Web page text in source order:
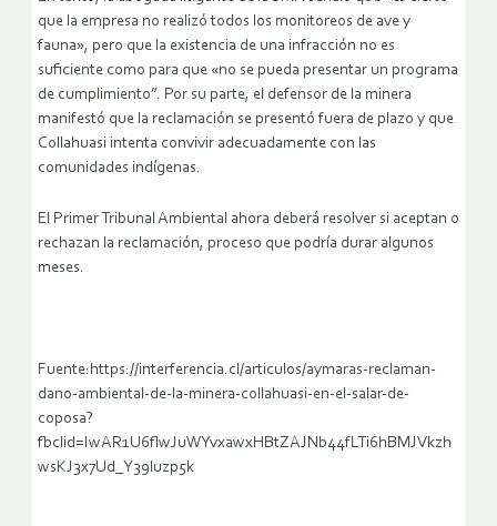
que la empresa no realizó todos los monitoreos de ave y
fauna», pero que la existencia de una infracción no es
suficiente como para que «no se pueda presentar un programa
de cumplimiento”. Por su parte, el defensor de la minera
manifestó que la reclamación se presentó fuera de plazo y que
Collahuasi intenta convivir adecuadamente con las
comunidades indígenas.
El Primer Tribunal Ambiental ahora deberá resolver si aceptan o
rechazan la reclamación, proceso que podría durar algunos
meses.
Fuente:https://interferencia.cl/articulos/aymaras-reclaman-
dano-ambiental-de-la-minera-collahuasi-en-el-salar-de-
coposa?
fbclid=IwAR1U6flwJuWYvxawxHBtZAJNb44fLTi6hBMJVkzh
wsKJ3x7Ud_Y39luzp5k